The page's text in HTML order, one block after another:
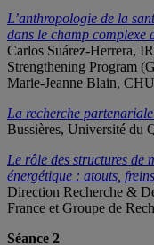
L’anthropologie de la
dans le champ complexe
Carlos Suárez-Herrera,
Strengthening Program
Marie-Jeanne Blain,
La recherche
Bussières, Université du
Le rôle des structures de
énergétique : atouts,
Direction Recherche &
France et Groupe de
Séance 2